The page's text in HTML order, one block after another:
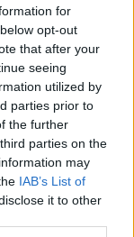
for
opt-out
that after your
seeing
utilized by
parties prior to
the further
parties on the
may
IAB’s List of
it to other
αγάπης στις
παζάρι
Ηρακλείου